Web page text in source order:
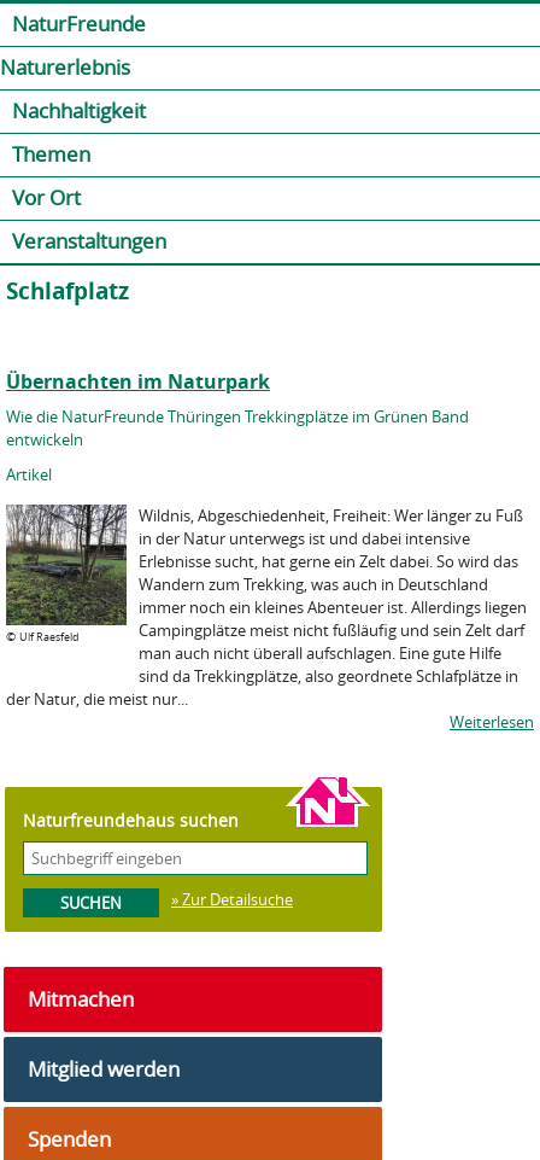
NaturFreunde
Naturerlebnis
Nachhaltigkeit
Themen
Vor Ort
Veranstaltungen
Schlafplatz
Übernachten im Naturpark
Wie die NaturFreunde Thüringen Trekkingplätze im Grünen Band
entwickeln
Artikel
© Ulf Raesfeld
Wildnis, Abgeschiedenheit, Freiheit: Wer länger zu Fuß
in der Natur unterwegs ist und dabei intensive
Erlebnisse sucht, hat gerne ein Zelt dabei. So wird das
Wandern zum Trekking, was auch in Deutschland
immer noch ein kleines Abenteuer ist. Allerdings liegen
Campingplätze meist nicht fußläufig und sein Zelt darf
man auch nicht überall aufschlagen. Eine gute Hilfe
sind da Trekkingplätze, also geordnete Schlafplätze in
der Natur, die meist nur...
Weiterlesen
Naturfreundehaus suchen
» Zur Detailsuche
Mitmachen
Mitglied werden
Spenden